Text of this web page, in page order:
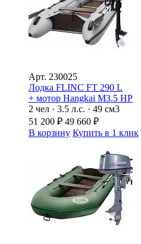
Арт. 230025
Лодка FLINC FТ 290 L
+ мотор Hangkai M3.5 HP
2 чел · 3.5 л.с. · 49 см3
51 200 ₽ 49 660 ₽
В корзину Купить в 1 клик